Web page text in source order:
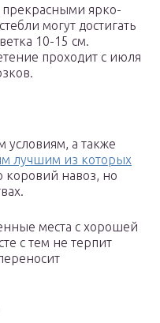
прекрасными ярко-
могут достигать
10-15 см.
проходит с июля
условиям, а также
лучшим из которых
коровий навоз, но
места с хорошей
с тем не терпит